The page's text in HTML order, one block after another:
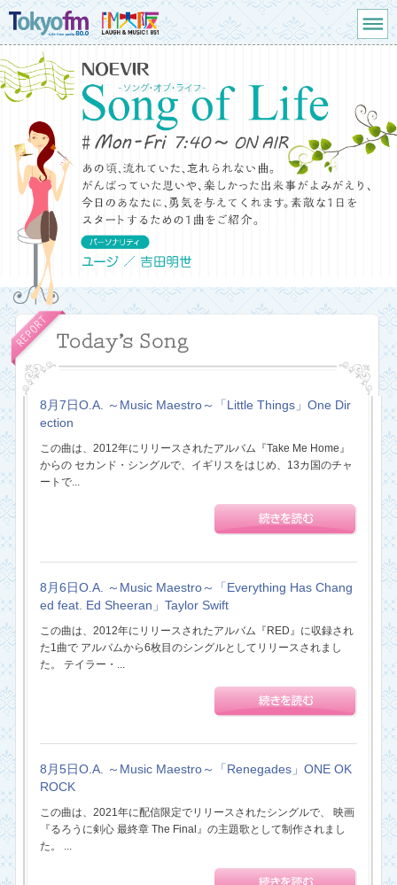
8月7日O.A. ～Music Maestro～「Little Things」One Dir
ection
この曲は、2012年にリリースされたアルバム『Take Me Home』
からの セカンド・シングルで、イギリスをはじめ、13カ国のチャ
ートで...
8月6日O.A. ～Music Maestro～「Everything Has Chang
ed feat. Ed Sheeran」Taylor Swift
この曲は、2012年にリリースされたアルバム『RED』に収録され
た1曲で アルバムから6枚目のシングルとしてリリースされまし
た。 テイラー・...
8月5日O.A. ～Music Maestro～「Renegades」ONE OK
ROCK
この曲は、2021年に配信限定でリリースされたシングルで、 映画
『るろうに剣心 最終章 The Final』の主題歌として制作されまし
た。 ...